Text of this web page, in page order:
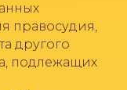
правосудия,
другого
подлежащих